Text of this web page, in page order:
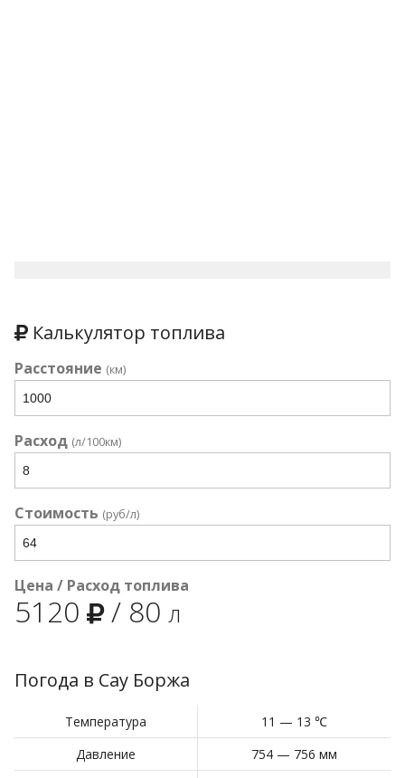
Калькулятор топлива
Расстояние (км)
Расход (л/100км)
Стоимость (руб/л)
Цена / Расход топлива
5120 / 80 л
Погода в Сау Боржа
Температура
11 — 13 ℃
Давление
754 — 756 мм